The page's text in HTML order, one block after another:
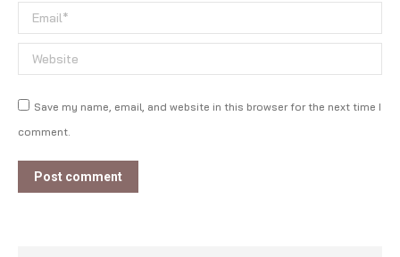
Email *
Website
Save my name, email, and website in this browser for the next time I
comment.
Post comment